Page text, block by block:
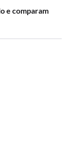
e comparam